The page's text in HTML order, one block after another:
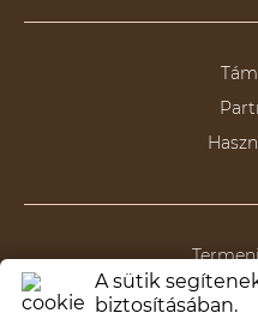
Politica de
A sütik
biztosításában.